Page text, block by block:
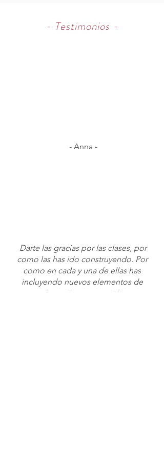
- Testimonios -
- Anna -
Darte las gracias por las clases, por
como las has ido construyendo. Por
como en cada y una de ellas has
incluyendo nuevos elementos de
aprendizaje. Tu manera didáctica y